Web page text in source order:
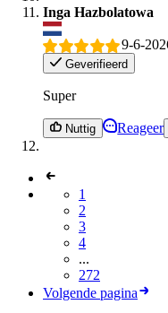
Inga Hazbolatowa
9-6-
Geverifieerd
Super
Nuttig Reageer
1
2
3
4
...
272
Volgende pagina